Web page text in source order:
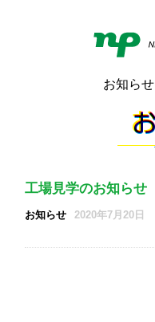
お知らせ
工場見学のお知らせ
お知らせ 2020年7月20日